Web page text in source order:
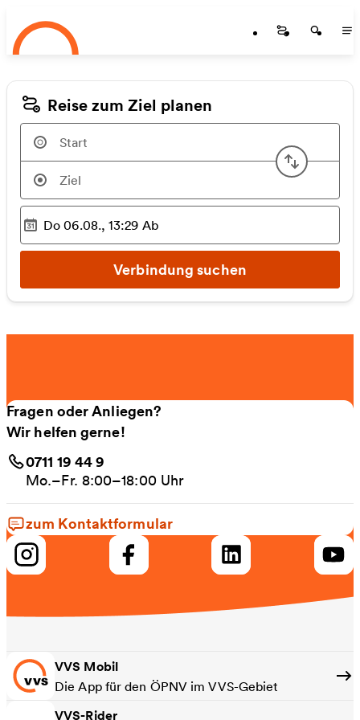
Zum Hauptinhalt springen
Startseite
Reise zum Ziel planen
Start
Ausgewählter Zeitpunkt
Do 06.08., 13:29 Ab
Verbindung suchen
Fragen oder Anliegen?
Wir helfen gerne!
0711 19 44 9
Mo.–Fr. 8:00–18:00 Uhr
zum Kontaktformular
VVS Mobil
Die App für den ÖPNV im VVS-Gebiet
VVS-Rider